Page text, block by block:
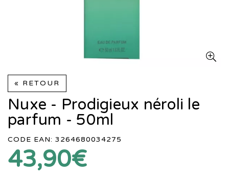
« RETOUR
Nuxe - Prodigieux néroli le
parfum - 50ml
CODE EAN: 3264680034275
43,90€